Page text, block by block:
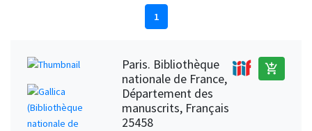
1
Paris. Bibliothèque
nationale de France,
Département des
manuscrits, Français
25458
add_shopping_cart